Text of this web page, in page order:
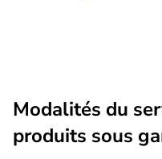
Modalités du
produits sous